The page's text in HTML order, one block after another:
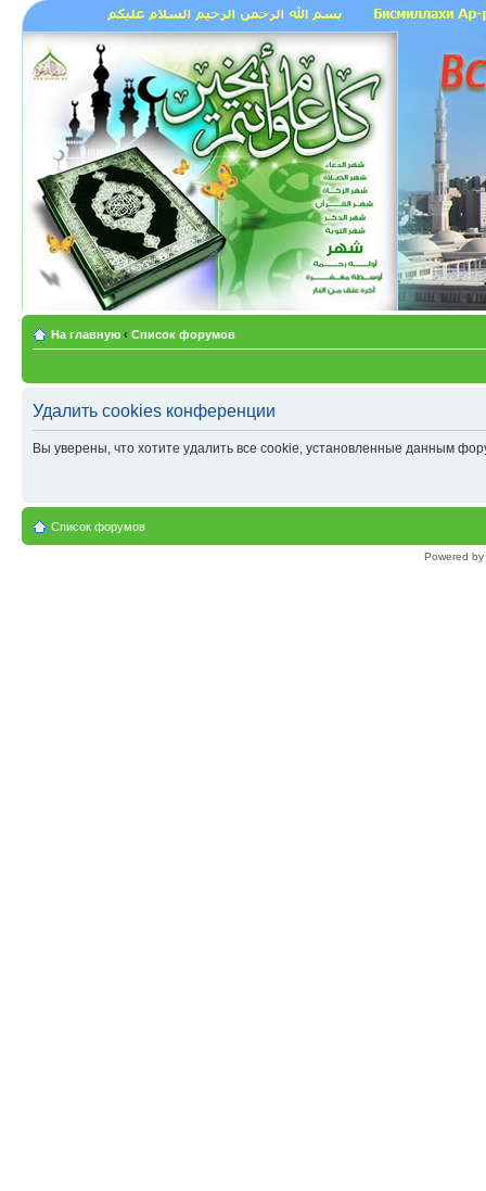
На главную ‹ Список форумов
Удалить cookies конференции
Вы уверены, что хотите удалить все cookie, установленные данным
Список форумов
Powered by